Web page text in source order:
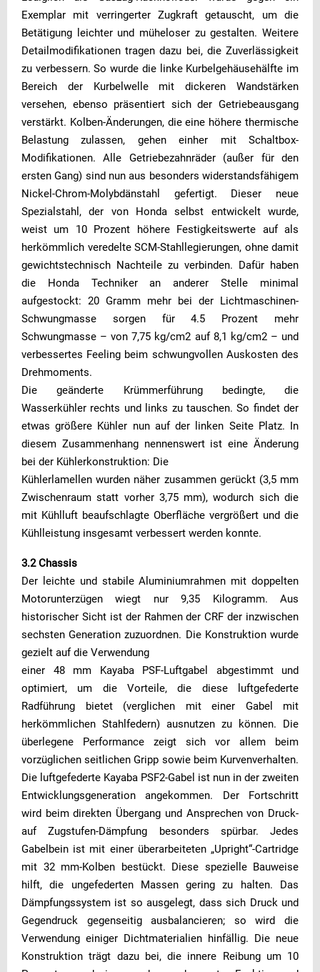
Exemplar mit verringerter Zugkraft getauscht, um die
Betätigung leichter und müheloser zu gestalten. Weitere
Detailmodifikationen tragen dazu bei, die Zuverlässigkeit
zu verbessern. So wurde die linke Kurbelgehäusehälfte im
Bereich der Kurbelwelle mit dickeren Wandstärken
versehen, ebenso präsentiert sich der Getriebeausgang
verstärkt. Kolben-Änderungen, die eine höhere thermische
Belastung zulassen, gehen einher mit Schaltbox-
Modifikationen. Alle Getriebezahnräder (außer für den
ersten Gang) sind nun aus besonders widerstandsfähigem
Nickel-Chrom-Molybdänstahl gefertigt. Dieser neue
Spezialstahl, der von Honda selbst entwickelt wurde,
weist um 10 Prozent höhere Festigkeitswerte auf als
herkömmlich veredelte SCM-Stahllegierungen, ohne damit
gewichtstechnisch Nachteile zu verbinden. Dafür haben
die Honda Techniker an anderer Stelle minimal
aufgestockt: 20 Gramm mehr bei der Lichtmaschinen-
Schwungmasse sorgen für 4.5 Prozent mehr
Schwungmasse – von 7,75 kg/cm2 auf 8,1 kg/cm2 – und
verbessertes Feeling beim schwungvollen Auskosten des
Drehmoments.
Die geänderte Krümmerführung bedingte, die
Wasserkühler rechts und links zu tauschen. So findet der
etwas größere Kühler nun auf der linken Seite Platz. In
diesem Zusammenhang nennenswert ist eine Änderung
bei der Kühlerkonstruktion: Die
Kühlerlamellen wurden näher zusammen gerückt (3,5 mm
Zwischenraum statt vorher 3,75 mm), wodurch sich die
mit Kühlluft beaufschlagte Oberfläche vergrößert und die
Kühlleistung insgesamt verbessert werden konnte.
3.2 Chassis
Der leichte und stabile Aluminiumrahmen mit doppelten
Motorunterzügen wiegt nur 9,35 Kilogramm. Aus
historischer Sicht ist der Rahmen der CRF der inzwischen
sechsten Generation zuzuordnen. Die Konstruktion wurde
gezielt auf die Verwendung
einer 48 mm Kayaba PSF-Luftgabel abgestimmt und
optimiert, um die Vorteile, die diese luftgefederte
Radführung bietet (verglichen mit einer Gabel mit
herkömmlichen Stahlfedern) ausnutzen zu können. Die
überlegene Performance zeigt sich vor allem beim
vorzüglichen seitlichen Gripp sowie beim Kurvenverhalten.
Die luftgefederte Kayaba PSF2-Gabel ist nun in der zweiten
Entwicklungsgeneration angekommen. Der Fortschritt
wird beim direkten Übergang und Ansprechen von Druck-
auf Zugstufen-Dämpfung besonders spürbar. Jedes
Gabelbein ist mit einer überarbeiteten „Upright“-Cartridge
mit 32 mm-Kolben bestückt. Diese spezielle Bauweise
hilft, die ungefederten Massen gering zu halten. Das
Dämpfungssystem ist so ausgelegt, dass sich Druck und
Gegendruck gegenseitig ausbalancieren; so wird die
Verwendung einiger Dichtmaterialien hinfällig. Die neue
Konstruktion trägt dazu bei, die innere Reibung um 10